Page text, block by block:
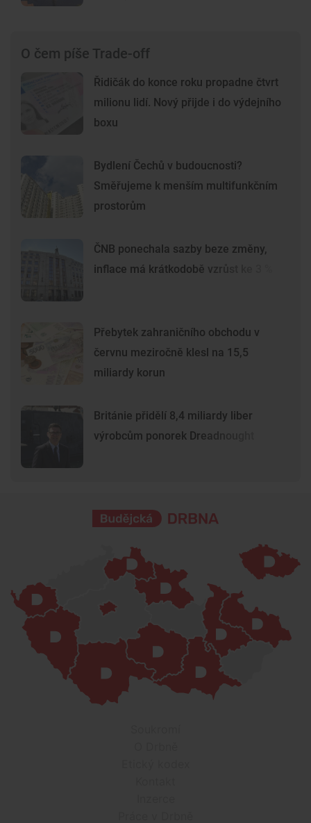
O čem píše Trade-off
Řidičák do konce roku propadne čtvrt
milionu lidí. Nový přijde i do výdejního
boxu
Bydlení Čechů v budoucnosti?
Směřujeme k menším multifunkčním
prostorům
ČNB ponechala sazby beze změny,
inflace má krátkodobě vzrůst ke 3 %
Přebytek zahraničního obchodu v
červnu meziročně klesl na 15,5
miliardy korun
Británie přidělí 8,4 miliardy liber
výrobcům ponorek Dreadnought